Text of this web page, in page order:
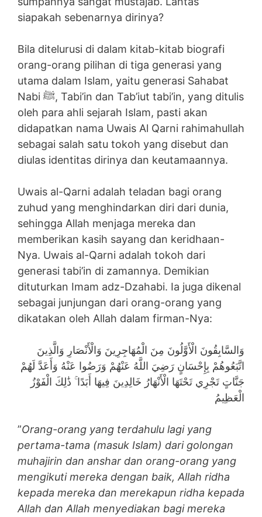
siapakah sebenarnya dirinya?
Bila ditelurusi di dalam kitab-kitab biografi
orang-orang pilihan di tiga generasi yang
utama dalam Islam, yaitu generasi Sahabat
Nabi ﷺ, Tabi’in dan Tab’iut tabi’in, yang ditulis
oleh para ahli sejarah Islam, pasti akan
didapatkan nama Uwais Al Qarni rahimahullah
sebagai salah satu tokoh yang disebut dan
diulas identitas dirinya dan keutamaannya.
Uwais al-Qarni adalah teladan bagi orang
zuhud yang menghindarkan diri dari dunia,
sehingga Allah menjaga mereka dan
memberikan kasih sayang dan keridhaan-
Nya. Uwais al-Qarni adalah tokoh dari
generasi tabi’in di zamannya. Demikian
dituturkan Imam adz-Dzahabi. Ia juga dikenal
sebagai junjungan dari orang-orang yang
dikatakan oleh Allah dalam firman-Nya:
وَالسَّابِقُونَ الْأَوَّلُونَ مِنَ الْمُهَاجِرِينَ وَالْأَنْصَارِ وَالَّذِينَ
اتَّبَعُوهُمْ بِإِحْسَانٍ رَضِيَ اللَّهُ عَنْهُمْ وَرَضُوا عَنْهُ وَأَعَدَّ لَهُمْ
جَنَّاتٍ تَجْرِي تَحْتَهَا الْأَنْهَارُ خَالِدِينَ فِيهَا أَبَدًا ۚ ذَٰلِكَ الْفَوْزُ
الْعَظِيمُ
”Orang-orang yang terdahulu lagi yang
pertama-tama (masuk Islam) dari golongan
muhajirin dan anshar dan orang-orang yang
mengikuti mereka dengan baik, Allah ridha
kepada mereka dan merekapun ridha kepada
Allah dan Allah menyediakan bagi mereka